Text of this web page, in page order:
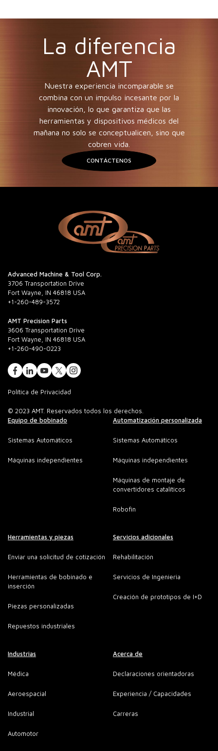
La diferencia
AMT
Nuestra experiencia incomparable se
combina con un impulso incesante por la
innovación, lo que garantiza que las
herramientas y dispositivos médicos del
mañana no solo se conceptualicen, sino que
cobren vida.
CONTÁCTENOS
Advanced Machine & Tool Corp.
3706 Transportation Drive
Fort Wayne, IN 46818 USA
+1-260-489-3572
AMT Precision Parts
3606 Transportation Drive
Fort Wayne, IN 46818 USA
+1-260-490-0223
Política de Privacidad
© 2023 AMT. Reservados todos los derechos.
Equipo de bobinado
Sistemas Automáticos
Máquinas independientes
Automatización personalizada
Sistemas Automáticos
Máquinas independientes
Máquinas de montaje de
convertidores catalíticos
Robofin
Herramientas y piezas
Enviar una solicitud de cotización
Herramientas de bobinado e
inserción
Piezas personalizadas
Repuestos industriales
Servicios adicionales
Rehabilitación
Servicios de Ingenieria
Creación de prototipos de I+D
Industrias
Médica
Aeroespacial
Industrial
Automotor
Acerca de
Declaraciones orientadoras
Experiencia / Capacidades
Carreras